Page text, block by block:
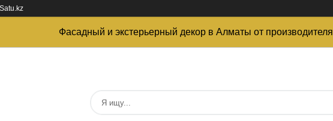
Фасадный и экстерьерный декор в Алматы от производителя